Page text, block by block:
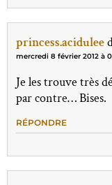
princess.acidulee
mercredi 8 février 2012 à
Je les trouve très
par contre… Bises.
RÉPONDRE